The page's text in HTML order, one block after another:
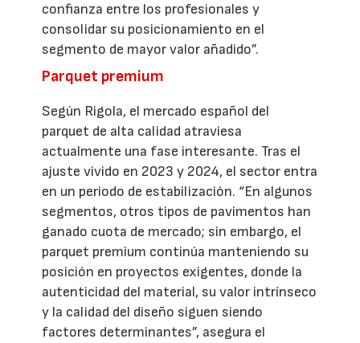
confianza entre los profesionales y
consolidar su posicionamiento en el
segmento de mayor valor añadido”.
Parquet premium
Según Rigola, el mercado español del
parquet de alta calidad atraviesa
actualmente una fase interesante. Tras el
ajuste vivido en 2023 y 2024, el sector entra
en un periodo de estabilización. “En algunos
segmentos, otros tipos de pavimentos han
ganado cuota de mercado; sin embargo, el
parquet premium continúa manteniendo su
posición en proyectos exigentes, donde la
autenticidad del material, su valor intrínseco
y la calidad del diseño siguen siendo
factores determinantes”, asegura el